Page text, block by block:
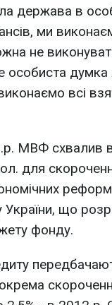
держава в
ми
не
думка
всі
МВФ схвалив
для
що
фонду.